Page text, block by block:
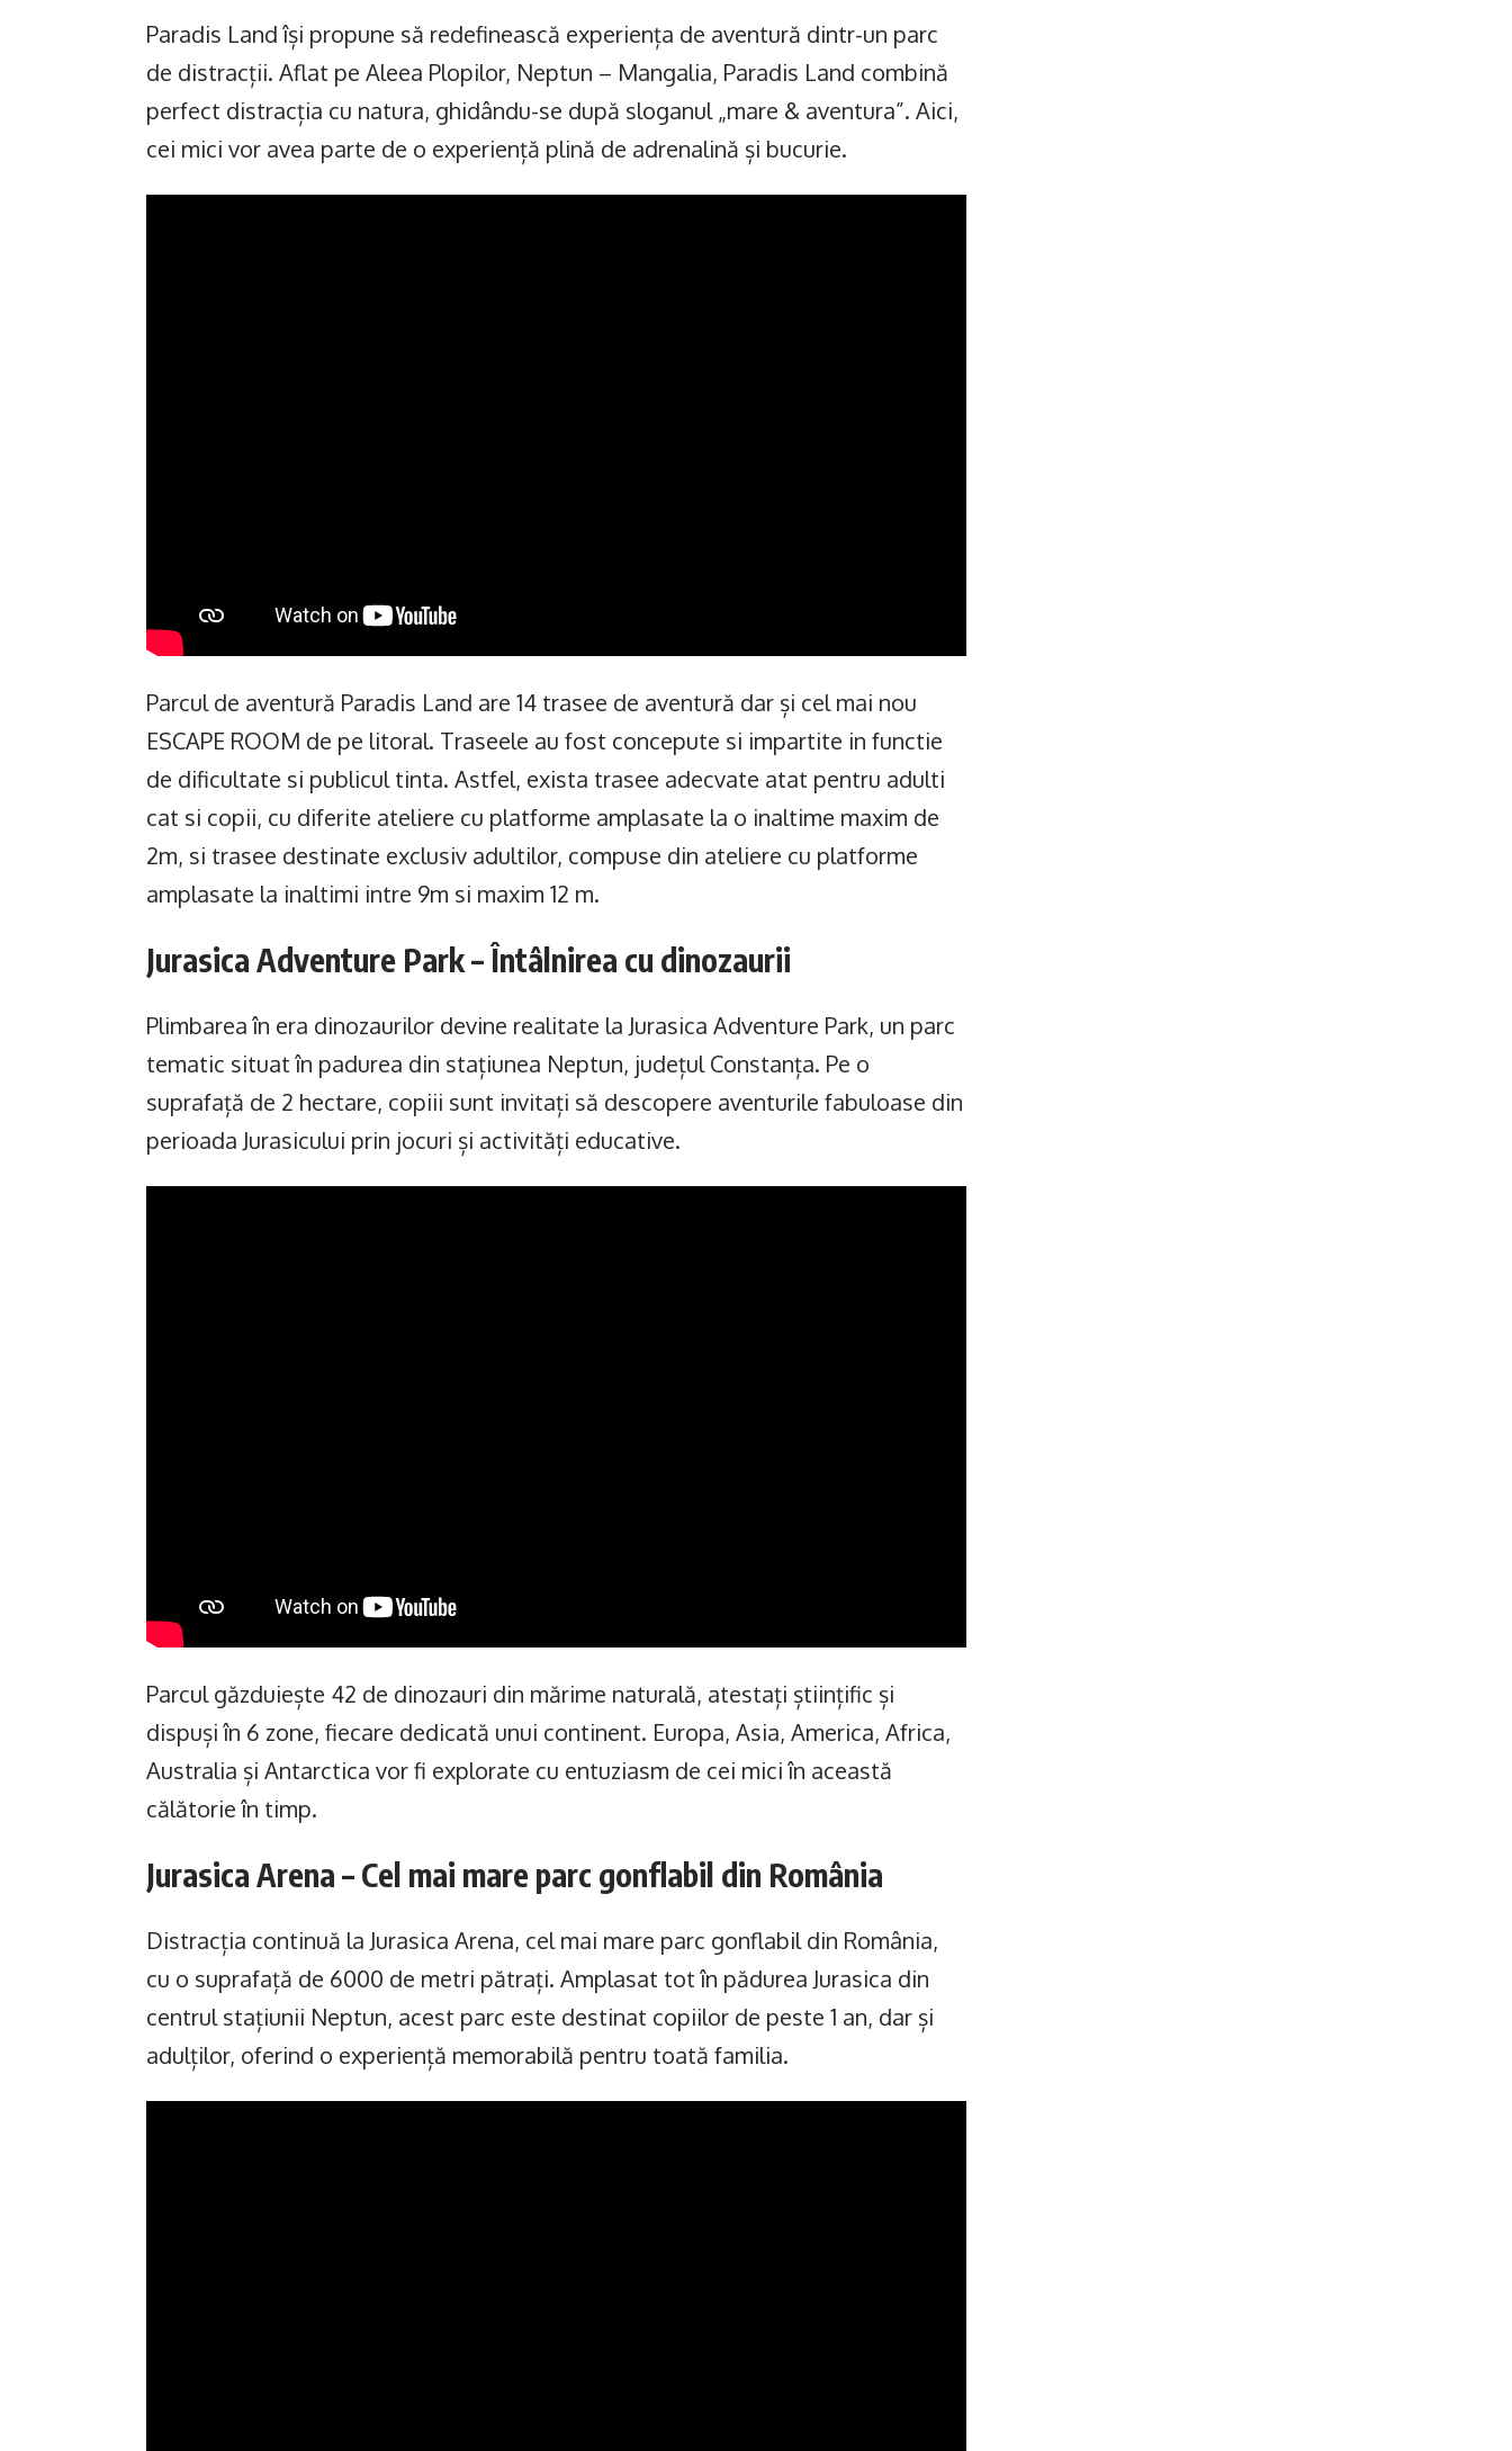
Paradis Land își propune să redefinească experiența de aventură dintr-un parc
de distracții. Aflat pe Aleea Plopilor, Neptun – Mangalia, Paradis Land combină
perfect distracția cu natura, ghidându-se după sloganul „mare & aventura”. Aici,
cei mici vor avea parte de o experiență plină de adrenalină și bucurie.
Parcul de aventură Paradis Land are 14 trasee de aventură dar și cel mai nou
ESCAPE ROOM de pe litoral. Traseele au fost concepute si impartite in functie
de dificultate si publicul tinta. Astfel, exista trasee adecvate atat pentru adulti
cat si copii, cu diferite ateliere cu platforme amplasate la o inaltime maxim de
2m, si trasee destinate exclusiv adultilor, compuse din ateliere cu platforme
amplasate la inaltimi intre 9m si maxim 12 m.
Jurasica Adventure Park – Întâlnirea cu dinozaurii
Plimbarea în era dinozaurilor devine realitate la Jurasica Adventure Park, un parc
tematic situat în padurea din stațiunea Neptun, județul Constanța. Pe o
suprafață de 2 hectare, copiii sunt invitați să descopere aventurile fabuloase din
perioada Jurasicului prin jocuri și activități educative.
Parcul găzduiește 42 de dinozauri din mărime naturală, atestați științific și
dispuși în 6 zone, fiecare dedicată unui continent. Europa, Asia, America, Africa,
Australia și Antarctica vor fi explorate cu entuziasm de cei mici în această
călătorie în timp.
Jurasica Arena – Cel mai mare parc gonflabil din România
Distracția continuă la Jurasica Arena, cel mai mare parc gonflabil din România,
cu o suprafață de 6000 de metri pătrați. Amplasat tot în pădurea Jurasica din
centrul stațiunii Neptun, acest parc este destinat copiilor de peste 1 an, dar și
adulților, oferind o experiență memorabilă pentru toată familia.